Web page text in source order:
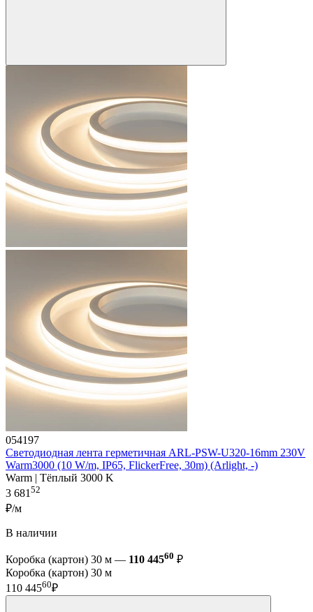
054197
Светодиодная лента герметичная ARL-PSW-U320-16mm 230V
Warm3000 (10 W/m, IP65, FlickerFree, 30m) (Arlight, -)
Warm | Тёплый 3000 K
3 68152
₽/м
В наличии
Коробка (картон) 30 м — 110 44560 ₽
Коробка (картон) 30 м
110 44560₽